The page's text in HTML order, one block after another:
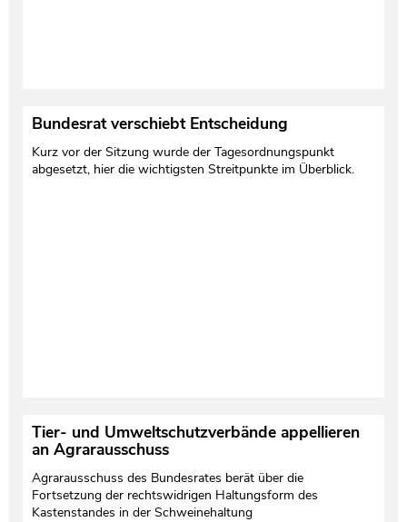
Bundesrat verschiebt Entscheidung
Kurz vor der Sitzung wurde der Tagesordnungspunkt
abgesetzt, hier die wichtigsten Streitpunkte im Überblick.
Tier- und Umweltschutzverbände appellieren
an Agrarausschuss
Agrarausschuss des Bundesrates berät über die
Fortsetzung der rechtswidrigen Haltungsform des
Kastenstandes in der Schweinehaltung